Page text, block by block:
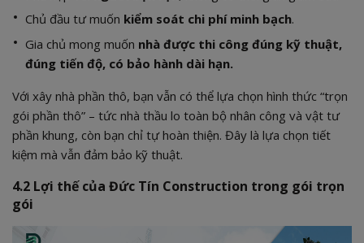
Chủ đầu tư muốn kiểm soát chi phí minh bạch.
Gia chủ mong muốn nhà được thi công đúng kỹ thuật,
đúng tiến độ, có bảo hành dài hạn.
Với xây nhà phần thô, bạn vẫn có thể lựa chọn hình thức “trọn
gói phần thô” – tức nhà thầu lo toàn bộ nhân công và vật tư
phần khung, còn bạn chỉ tự hoàn thiện. Đây là lựa chọn tiết
kiệm mà vẫn đảm bảo kỹ thuật.
4.2 Lợi thế của Đức Tín Construction trong gói trọn
gói